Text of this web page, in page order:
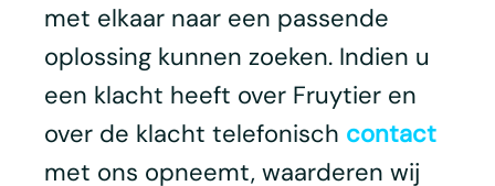
met elkaar naar een passende
oplossing kunnen zoeken. Indien u
een klacht heeft over Fruytier en
over de klacht telefonisch contact
met ons opneemt, waarderen wij